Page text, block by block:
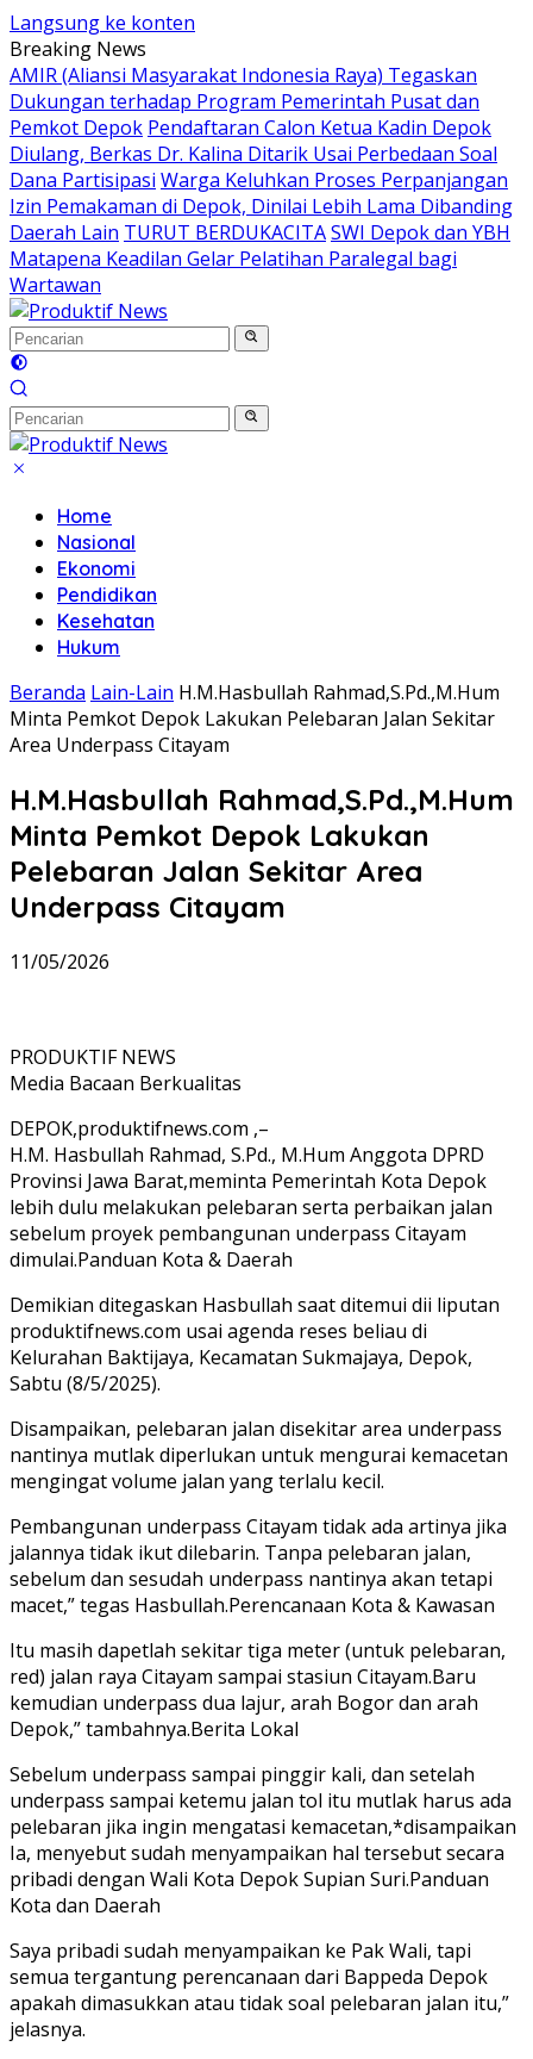
Langsung ke konten
Breaking News
AMIR (Aliansi Masyarakat Indonesia Raya) Tegaskan
Dukungan terhadap Program Pemerintah Pusat dan
Pemkot Depok Pendaftaran Calon Ketua Kadin Depok
Diulang, Berkas Dr. Kalina Ditarik Usai Perbedaan Soal
Dana Partisipasi Warga Keluhkan Proses Perpanjangan
Izin Pemakaman di Depok, Dinilai Lebih Lama Dibanding
Daerah Lain TURUT BERDUKACITASWI Depok dan YBH
Matapena Keadilan Gelar Pelatihan Paralegal bagi
Wartawan
Home
Nasional
Ekonomi
Pendidikan
Kesehatan
Hukum
Beranda Lain-Lain H.M.Hasbullah Rahmad,S.Pd.,M.Hum
Minta Pemkot Depok Lakukan Pelebaran Jalan Sekitar
Area Underpass Citayam
H.M.Hasbullah Rahmad,S.Pd.,M.Hum
Minta Pemkot Depok Lakukan
Pelebaran Jalan Sekitar Area
Underpass Citayam
11/05/2026
PRODUKTIF NEWS
Media Bacaan Berkualitas
DEPOK,produktifnews.com ,–
H.M. Hasbullah Rahmad, S.Pd., M.Hum Anggota DPRD
Provinsi Jawa Barat,meminta Pemerintah Kota Depok
lebih dulu melakukan pelebaran serta perbaikan jalan
sebelum proyek pembangunan underpass Citayam
dimulai.Panduan Kota & Daerah
Demikian ditegaskan Hasbullah saat ditemui dii liputan
produktifnews.com usai agenda reses beliau di
Kelurahan Baktijaya, Kecamatan Sukmajaya, Depok,
Sabtu (8/5/2025).
Disampaikan, pelebaran jalan disekitar area underpass
nantinya mutlak diperlukan untuk mengurai kemacetan
mengingat volume jalan yang terlalu kecil.
Pembangunan underpass Citayam tidak ada artinya jika
jalannya tidak ikut dilebarin. Tanpa pelebaran jalan,
sebelum dan sesudah underpass nantinya akan tetapi
macet,” tegas Hasbullah.Perencanaan Kota & Kawasan
Itu masih dapetlah sekitar tiga meter (untuk pelebaran,
red) jalan raya Citayam sampai stasiun Citayam.Baru
kemudian underpass dua lajur, arah Bogor dan arah
Depok,” tambahnya.Berita Lokal
Sebelum underpass sampai pinggir kali, dan setelah
underpass sampai ketemu jalan tol itu mutlak harus ada
pelebaran jika ingin mengatasi kemacetan,*disampaikan
Ia, menyebut sudah menyampaikan hal tersebut secara
pribadi dengan Wali Kota Depok Supian Suri.Panduan
Kota dan Daerah
Saya pribadi sudah menyampaikan ke Pak Wali, tapi
semua tergantung perencanaan dari Bappeda Depok
apakah dimasukkan atau tidak soal pelebaran jalan itu,”
jelasnya.